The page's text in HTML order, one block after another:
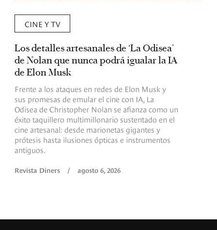
CINE Y TV
Los detalles artesanales de ‘La Odisea’
de Nolan que nunca podrá igualar la IA
de Elon Musk
Frente a los ataques en redes de Elon Musk y
sus promesas de emular el cine con IA, La
Odisea de Christopher Nolan se afianza como un
éxito taquillero multimillonario sustentado en el
cine artesanal: desde marionetas gigantes y
prótesis hasta ilusiones ópticas e instrumentos
antiguos.
Revista Diners / agosto 6, 2026